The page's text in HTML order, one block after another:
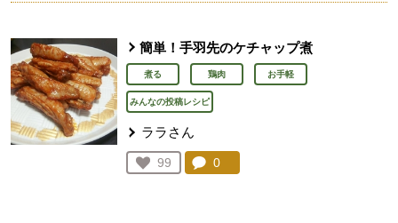
簡単！手羽先のケチャップ煮
煮る 鶏肉 お手軽
みんなの投稿レシピ
ララさん
お気に入り登録：
99
人が登録
コメント：
0